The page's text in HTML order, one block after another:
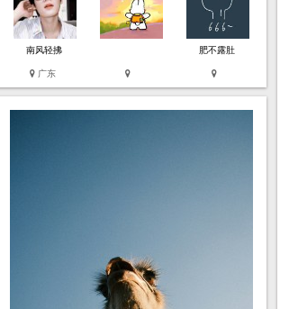
南风轻拂
广东
肥不露肚